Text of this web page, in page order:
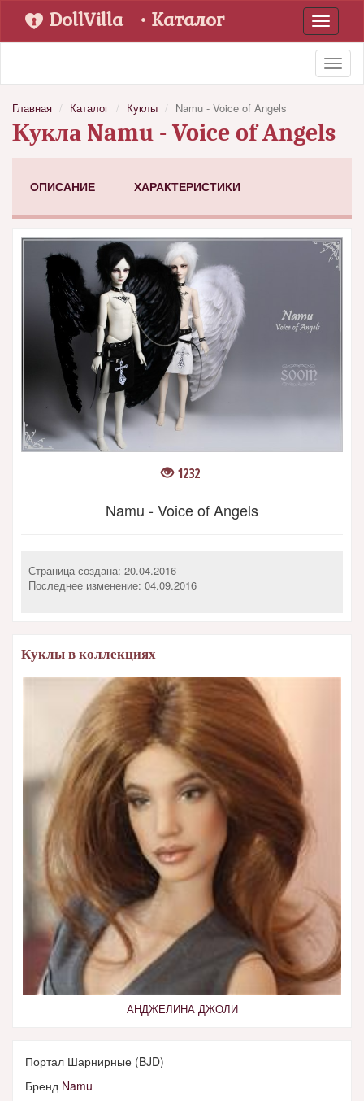
Toggle
DollVilla • Каталог
Главная Каталог Куклы Namu - Voice of Angels
Кукла Namu - Voice of Angels
ОПИСАНИЕ ХАРАКТЕРИСТИКИ
1232
Namu - Voice of Angels
Страница создана: 20.04.2016
Последнее изменение: 04.09.2016
Куклы в коллекциях
АНДЖЕЛИНА ДЖОЛИ
Портал Шарнирные (BJD)
Бренд Namu